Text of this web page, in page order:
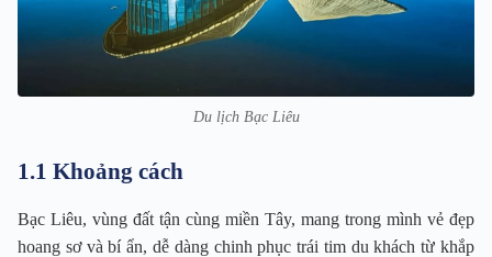
Du lịch Bạc Liêu
1.1 Khoảng cách
Bạc Liêu, vùng đất tận cùng miền Tây, mang trong mình vẻ đẹp
hoang sơ và bí ẩn, dễ dàng chinh phục trái tim du khách từ khắp